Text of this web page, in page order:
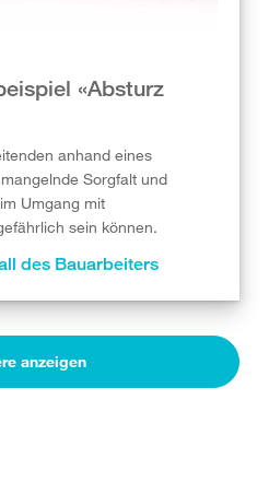
«Absturz
anhand eines
Sorgfalt und
Umgang mit
sein können.
des Bauarbeiters
anzeigen